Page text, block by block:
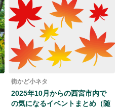
街かど小ネタ
2025年10月からの西宮市内で
の気になるイベントまとめ（随